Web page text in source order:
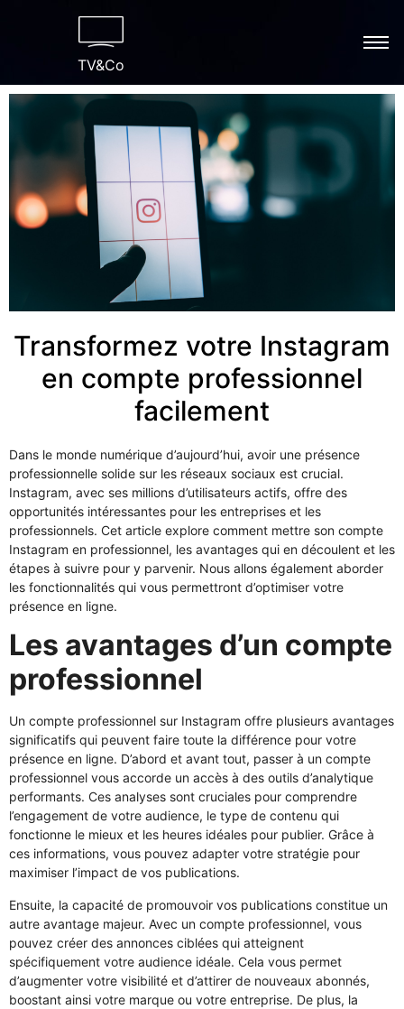
TV&Co
Transformez votre Instagram
en compte professionnel
facilement
Dans le monde numérique d’aujourd’hui, avoir une présence
professionnelle solide sur les réseaux sociaux est crucial.
Instagram, avec ses millions d’utilisateurs actifs, offre des
opportunités intéressantes pour les entreprises et les
professionnels. Cet article explore comment mettre son compte
Instagram en professionnel, les avantages qui en découlent et les
étapes à suivre pour y parvenir. Nous allons également aborder
les fonctionnalités qui vous permettront d’optimiser votre
présence en ligne.
Les avantages d’un compte
professionnel
Un compte professionnel sur Instagram offre plusieurs avantages
significatifs qui peuvent faire toute la différence pour votre
présence en ligne. D’abord et avant tout, passer à un compte
professionnel vous accorde un accès à des outils d’analytique
performants. Ces analyses sont cruciales pour comprendre
l’engagement de votre audience, le type de contenu qui
fonctionne le mieux et les heures idéales pour publier. Grâce à
ces informations, vous pouvez adapter votre stratégie pour
maximiser l’impact de vos publications.
Ensuite, la capacité de promouvoir vos publications constitue un
autre avantage majeur. Avec un compte professionnel, vous
pouvez créer des annonces ciblées qui atteignent
spécifiquement votre audience idéale. Cela vous permet
d’augmenter votre visibilité et d’attirer de nouveaux abonnés,
boostant ainsi votre marque ou votre entreprise. De plus, la